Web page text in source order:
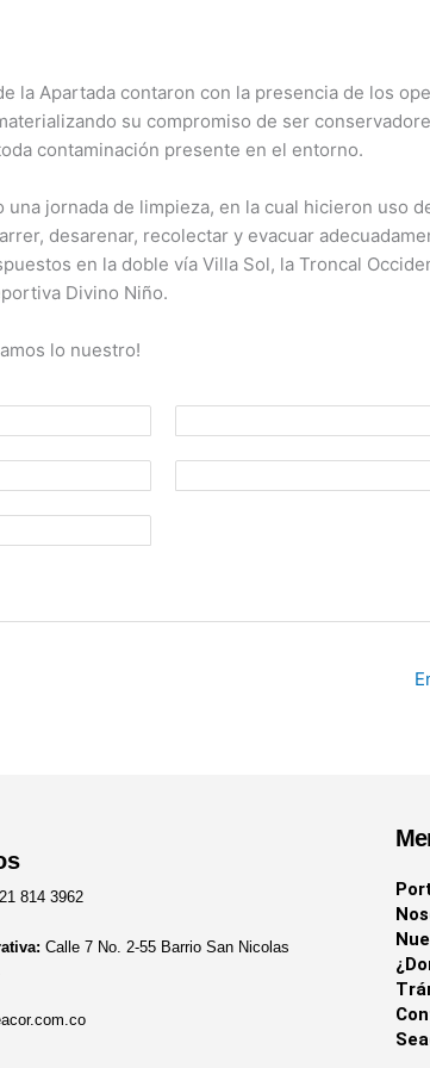
la Apartada contaron con la presencia de los
su compromiso de ser
contaminación presente en el entorno.
una jornada de limpieza, en la cual hicieron uso
desarenar, recolectar y evacuar
en la doble vía Villa Sol, la Troncal
Divino Niño.
lo nuestro!
814 3962
Calle 7 No. 2-55 Barrio San Nicolas